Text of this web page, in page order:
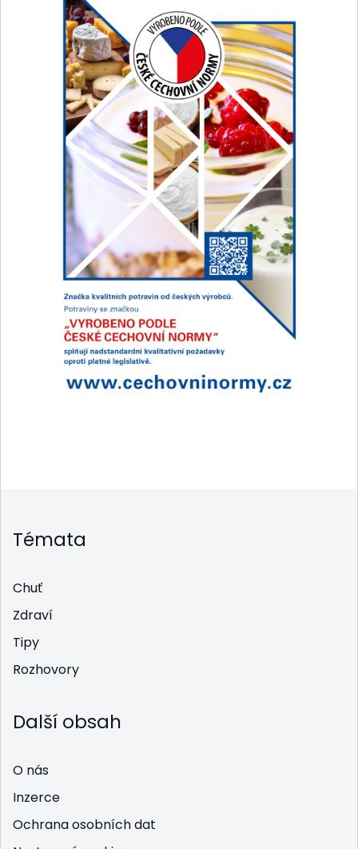
Témata
Chuť
Zdraví
Tipy
Rozhovory
Další obsah
O nás
Inzerce
Ochrana osobních dat